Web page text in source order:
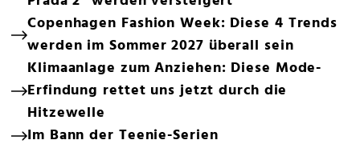
Copenhagen Fashion Week: Diese 4 Trends
werden im Sommer 2027 überall sein
Klimaanlage zum Anziehen: Diese Mode-
Erfindung rettet uns jetzt durch die
Hitzewelle
Im Bann der Teenie-Serien